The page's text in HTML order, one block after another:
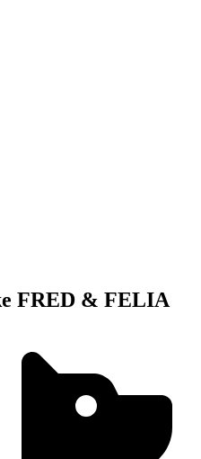
FRED & FELIA